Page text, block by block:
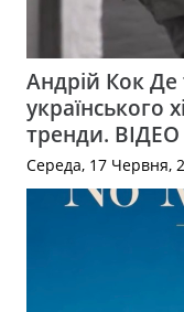
Андрій Кок Де
українського
тренди. ВІДЕО
Середа, 17 Червня,